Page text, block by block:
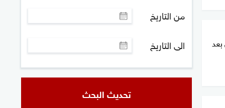
من التاريخ
الى التاريخ
تحديث البحث